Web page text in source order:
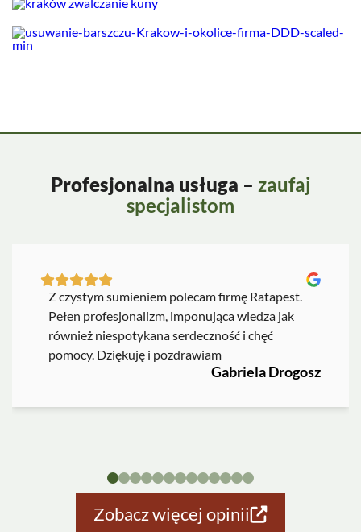
Profesjonalna usługa – zaufaj
specjalistom
Z czystym sumieniem polecam firmę Ratapest.
Pełen profesjonalizm, imponująca wiedza jak
również niespotykana serdeczność i chęć
pomocy. Dziękuję i pozdrawiam
Gabriela Drogosz
Zobacz więcej opinii